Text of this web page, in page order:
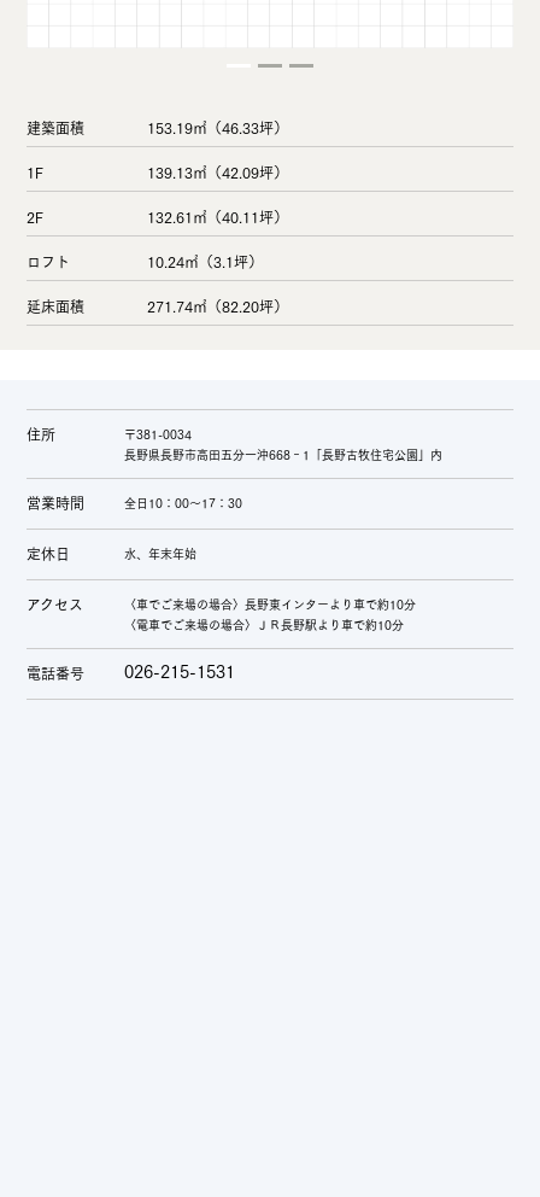
建築面積
153.19㎡（46.33坪）
1F
139.13㎡（42.09坪）
2F
132.61㎡（40.11坪）
ロフト
10.24㎡（3.1坪）
延床面積
271.74㎡（82.20坪）
住所
〒381-0034
長野県長野市高田五分一沖668‐1「長野古牧住宅公園」内
営業時間 全日10：00～17：30
定休日 水、年末年始
アクセス
〈車でご来場の場合〉長野東インターより車で約10分
〈電車でご来場の場合〉ＪＲ長野駅より車で約10分
電話番号 026-215-1531